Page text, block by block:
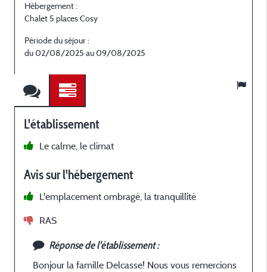
Hébergement :
Chalet 5 places Cosy
Période du séjour :
du 02/08/2025 au 09/08/2025
L'établissement
Le calme, le climat
Avis sur l'hébergement
L'emplacement ombragé, la tranquillité
RAS
Réponse de l'établissement :
Bonjour la famille Delcasse! Nous vous remercions